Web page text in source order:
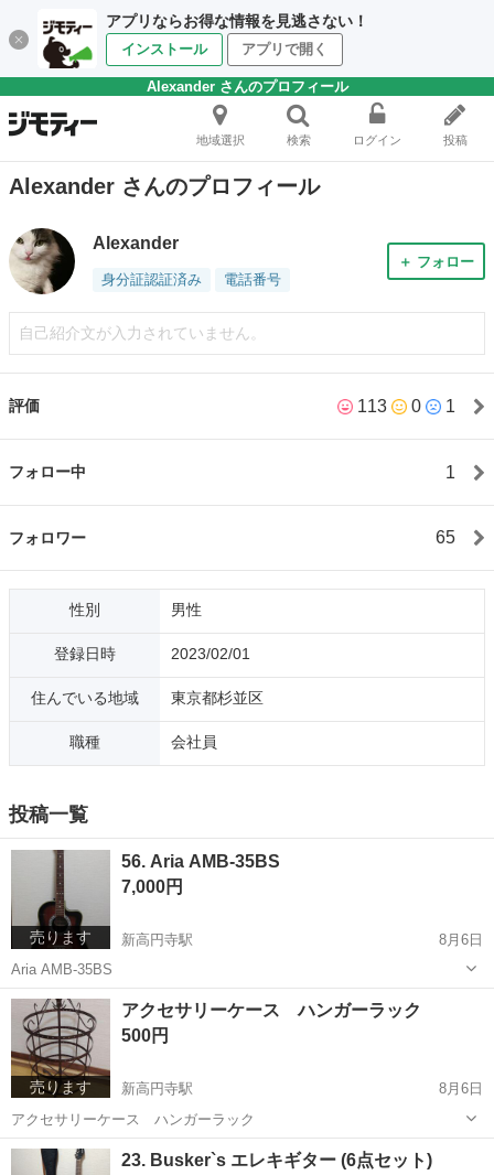
アプリならお得な情報を見逃さない！
インストール アプリで開く
Alexander さんのプロフィール
地域選択 検索 ログイン 投稿
Alexander さんのプロフィール
Alexander
身分証認証済み 電話番号
＋ フォロー
自己紹介文が入力されていません。
評価 113 0 1
フォロー中 1
フォロワー 65
性別 男性
登録日時 2023/02/01
住んでいる地域 東京都杉並区
職種 会社員
投稿一覧
売ります
56. Aria AMB-35BS
7,000円
新高円寺駅
8月6日
Aria AMB-35BS
東京 杉並区 新高円寺駅 弦楽器、ギター
売ります
アクセサリーケース ハンガーラック
500円
新高円寺駅
8月6日
アクセサリーケース ハンガーラック
東京 杉並区 新高円寺駅 その他
23. Busker`s エレキギター (6点セット)